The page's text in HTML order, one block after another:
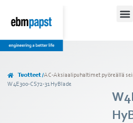
Tuotteet /AC-Aksiaalipuhaltimet pyöreällä
W4E300-CS72-31 HyBlade